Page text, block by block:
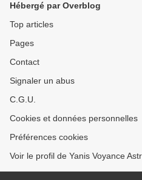
Hébergé par Overblog
Top articles
Pages
Contact
Signaler un abus
C.G.U.
Cookies et données personnelles
Préférences cookies
Voir le profil de Yanis Voyance